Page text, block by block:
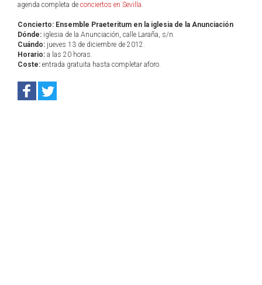
agenda completa de conciertos en Sevilla.
Concierto: Ensemble Praeteritum en la iglesia de la Anunciación
Dónde: iglesia de la Anunciación, calle Laraña, s/n.
Cuándo: jueves 13 de diciembre de 2012.
Horario: a las 20 horas.
Coste: entrada gratuita hasta completar aforo.